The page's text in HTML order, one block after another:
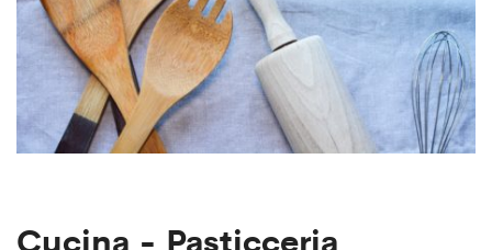
Cucina - Pasticceria